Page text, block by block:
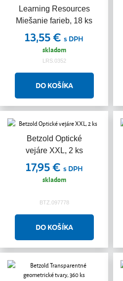
Learning Resources
Miešanie farieb, 18 ks
13,55 € s DPH
skladom
LRS.0352
Betzold Optické
vejáre XXL, 2 ks
17,95 € s DPH
skladom
BTZ.097778